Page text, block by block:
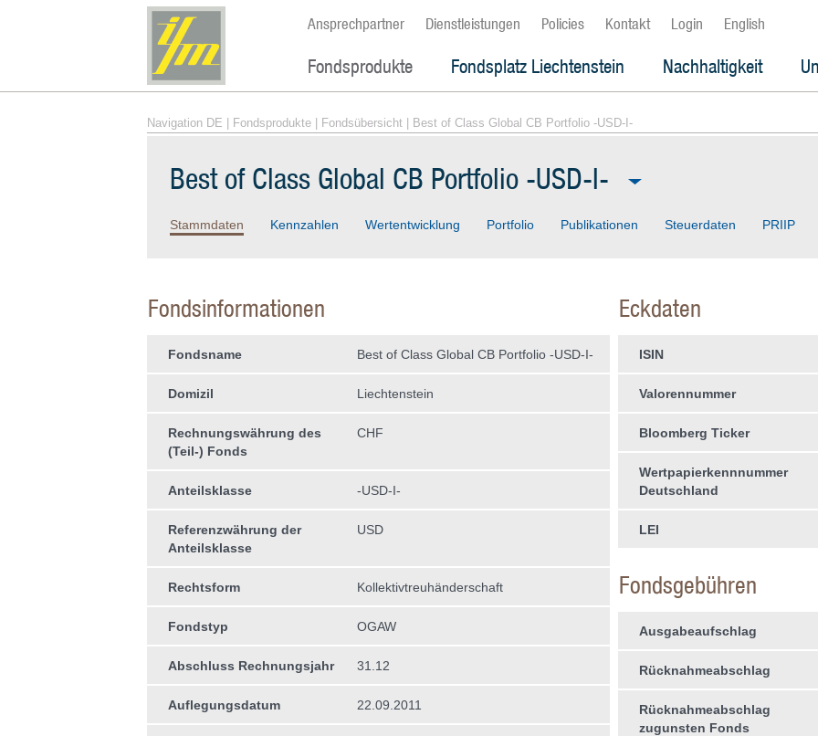
Ansprechpartner Dienstleistungen Policies Kontakt Login English
Fondsprodukte Fondsplatz Liechtenstein Nachhaltigkeit
Navigation DE Fondsprodukte| Fondsübersicht| Best of Class Global CB Portfolio -USD-I-
Best of Class Global CB Portfolio -USD-I-
Stammdaten Kennzahlen Wertentwicklung Portfolio Publikationen Steuerdaten PRIIP
Fondsinformationen
Fondsname Best of Class Global CB Portfolio -USD-I-
Domizil Liechtenstein
Rechnungswährung des
(Teil-) Fonds
CHF
Anteilsklasse -USD-I-
Referenzwährung der
Anteilsklasse
USD
Rechtsform Kollektivtreuhän­derschaft
Fondstyp OGAW
Abschluss Rechnungsjahr 31.12
Auflegungsdatum 22.09.2011
Eckdaten
ISIN
Valorennummer
Bloomberg Ticker
Wertpapierkennnummer
Deutschland
LEI
Fondsgebühren
Ausgabeaufschlag
Rücknahmeabschlag
Rücknahmeabschlag
zugunsten Fonds